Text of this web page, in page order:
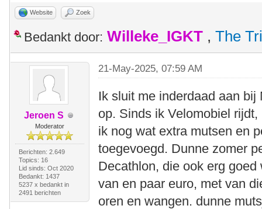
Website Zoek
Bedankt door: Willeke_IGKT , The
Jeroen S
Moderator
Berichten: 2.649
Topics: 16
Lid sinds: Oct 2020
Bedankt: 1437
5237 x bedankt in
2491 berichten
21-May-2025, 07:59 AM
Ik sluit me inderdaad aan
op. Sinds ik Velomobiel
ik nog wat extra mutsen en
toegevoegd. Dunne zomer
Decathlon, die ook erg
van en paar euro, met van
oren en wangen. dunne